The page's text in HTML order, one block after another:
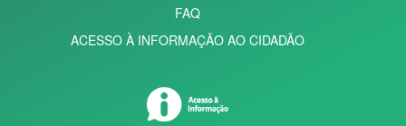
FAQ
ACESSO À INFORMAÇÃO AO CIDADÃO